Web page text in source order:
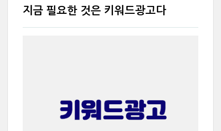
지금 필요한 것은 키워드광고다